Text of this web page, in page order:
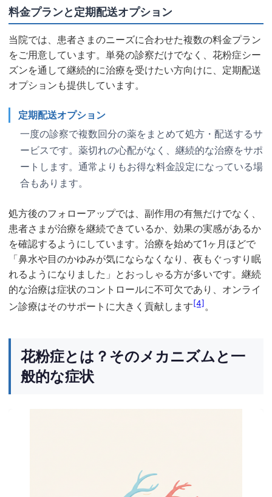
料金プランと定期配送オプション
当院では、患者さまのニーズに合わせた複数の料金プラン
をご用意しています。単発の診察だけでなく、花粉症シー
ズンを通して継続的に治療を受けたい方向けに、定期配送
オプションも提供しています。
定期配送オプション
一度の診察で複数回分の薬をまとめて処方・配送するサ
ービスです。薬切れの心配がなく、継続的な治療をサポ
ートします。通常よりもお得な料金設定になっている場
合もあります。
処方後のフォローアップでは、副作用の有無だけでなく、
患者さまが治療を継続できているか、効果の実感があるか
を確認するようにしています。治療を始めて1ヶ月ほどで
「鼻水や目のかゆみが気にならなくなり、夜もぐっすり眠
れるようになりました」とおっしゃる方が多いです。継続
的な治療は症状のコントロールに不可欠であり、オンライ
ン診療はそのサポートに大きく貢献します[4] 。
花粉症とは？そのメカニズムと一
般的な症状